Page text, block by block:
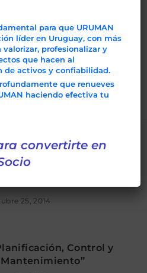
primera disertación, la cual
Mendez y se titula “La
Uruguaya”. Consulte el
los 3 días haciendoclick
GENERA
25, 2014
Control y
para que URUMAN
líder en Uruguay, con más
valorizar, profesionalizar y
que hacen al
de activos y confiabilidad.
que renueves
haciendo efectiva tu
convertirte en